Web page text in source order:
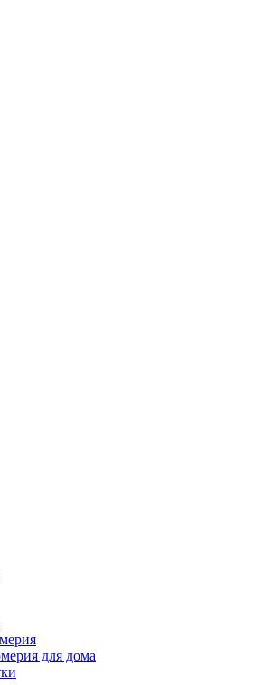
для дома